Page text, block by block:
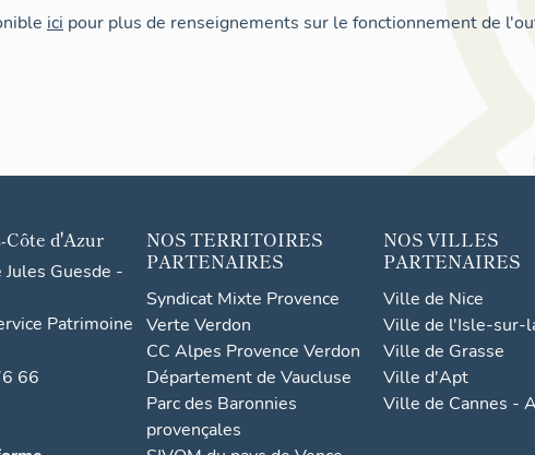
ici pour plus de renseignements sur le fonctionnement de
Côte d'Azur
Guesde -
Patrimoine
66
NOS TERRITOIRES
PARTENAIRES
Syndicat Mixte Provence
Verte Verdon
CC Alpes Provence Verdon
Département de Vaucluse
Parc des Baronnies
provençales
NOS VILLES
PARTENAIRES
Ville de Nice
Ville de l'Isle-sur-
Ville de Grasse
Ville d'Apt
Ville de Cannes -